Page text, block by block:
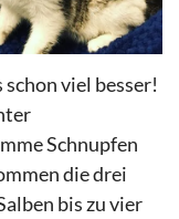
viel besser!
Schnupfen
die drei
bis zu vier